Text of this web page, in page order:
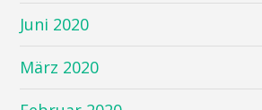
Juni 2020
März 2020